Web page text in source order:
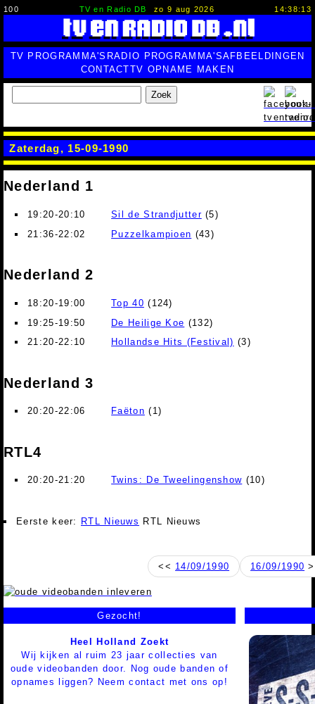
100 TV en Radio DB zo 9 aug 2026 14:38:14
TV PROGRAMMA'S RADIO PROGRAMMA'SAFBEELDINGEN
CONTACTTV OPNAME MAKEN
Zoek
Zaterdag, 15-09-1990
Nederland 1
19:20-20:10 Sil de Strandjutter(5)
21:36-22:02
Puzzelkampioen (43)
Nederland 2
18:20-19:00 Top 40 (124)
19:25-19:50
De Heilige Koe (132)
21:20-22:10
Hollandse Hits (Festival) (3)
Nederland 3
20:20-22:06 Faëton (1)
RTL4
20:20-21:20 Twins: De Tweelingenshow (10)
Eerste keer: RTL Nieuws RTL Nieuws
<< 14/09/1990 16/09/1990
Gezocht!
Heel Holland Zoekt
Wij kijken al ruim 23 jaar collecties van
oude videobanden door. Nog oude banden of
opnames liggen? Neem contact met ons op!